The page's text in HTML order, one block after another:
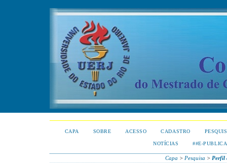
CAPA SOBRE ACESSO CADASTRO
NOTÍCIAS ##E-
Capa > Pesquisa > Perfil